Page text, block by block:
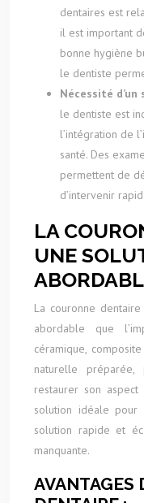
dentaires est
il est important
bonne hygiène
le dentiste
Nécessité
le dentiste est
l’intégration de
santé. Des
permettent de
d’intervenir
LA
UNE
La couronne
abordable que
céramique,
naturelle
restaurer son
solution idéale pour
solution rapide et
manquante.
AVANTAGES